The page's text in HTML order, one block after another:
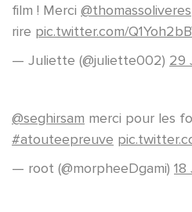
film ! Merci @thomassoliveres
rire pic.twitter.com/
— Juliette (@juliette002) 29
@seghirsam merci pour les
#atouteepreuve
— root (@morpheeDgami) 18